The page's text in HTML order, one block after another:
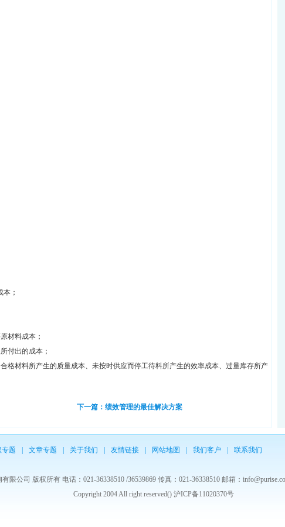
；
材料成本；
付出的成本；
格材料所产生的质量成本、未按时供应而停工待料所产生的效率成本、过量库存所产
下一篇：绩效管理的最佳解决方案
专题 文章专题 关于我们 友情链接 网站地图 我们客户 联系我们
限公司 版权所有 电话：021-36338510 /36539869 传真：021-36338510 邮箱：
Copyright 2004 All right reserved() 沪ICP备11020370号